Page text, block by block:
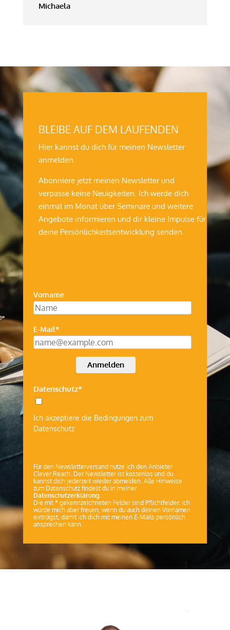
Michaela
BLEIBE AUF DEM LAUFENDEN
Hier kannst du dich für meinen Newsletter
anmelden.
Abonniere jetzt meinen Newsletter und
verpasse keine Neuigkeiten. Ich werde dich
einmal im Monat über Seminare und weitere
Angebote informieren und dir kleine Impulse für
deine Persönlichkeitsentwicklung senden.
Vorname
E-Mail*
Anmelden
Datenschutz*
Ich akzeptiere die Bedingungen zum
Datenschutz
Für den Newsletterversand nutze ich den Anbieter
Clever Reach. Der Newsletter ist kostenlos und du
kannst dich jederzeit wieder abmelden. Alle Hinweise
zum Datenschutz findest du in meiner
Datenschutzerklärung.
Die mit * gekennzeichneten Felder sind Pflichtfelder. Ich
würde mich aber freuen, wenn du auch deinen Vornamen
einträgst, damit ich dich mit meinen E-Mails persönlich
ansprechen kann.